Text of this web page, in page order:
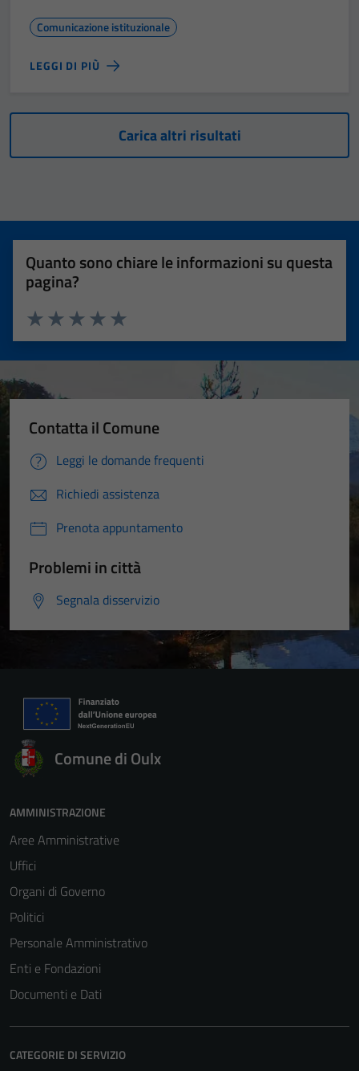
Comunicazione istituzionale
LEGGI DI PIÙ
Carica altri risultati
Quanto sono chiare le informazioni su questa
pagina?
Valuta 5 stelle su 5
Valuta 4 stelle su 5
Valuta 3 stelle su 5
Valuta 2 stelle su 5
Valuta 1 stelle su 5
Contatta il Comune
Leggi le domande frequenti
Richiedi assistenza
Prenota appuntamento
Problemi in città
Segnala disservizio
Comune di Oulx
AMMINISTRAZIONE
Aree Amministrative
Uffici
Organi di Governo
Politici
Personale Amministrativo
Enti e Fondazioni
Documenti e Dati
CATEGORIE DI SERVIZIO
Questi cookie
sono necessari
per il
funzionamento